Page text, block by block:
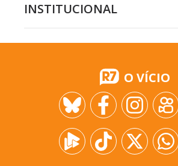
INSTITUCIONAL
O VÍCIO